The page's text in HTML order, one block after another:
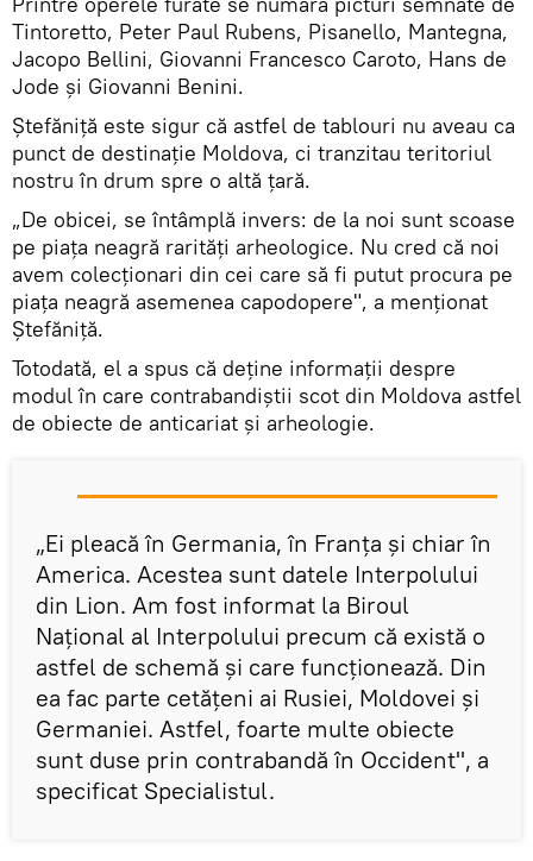
Tintoretto, Peter Paul Rubens, Pisanello, Mantegna,
Jacopo Bellini, Giovanni Francesco Caroto, Hans de
Jode și Giovanni Benini.
Ștefăniță este sigur că astfel de tablouri nu aveau ca
punct de destinație Moldova, ci tranzitau teritoriul
nostru în drum spre o altă țară.
„De obicei, se întâmplă invers: de la noi sunt scoase
pe piața neagră rarități arheologice. Nu cred că noi
avem colecționari din cei care să fi putut procura pe
piața neagră asemenea capodopere", a menționat
Ștefăniță.
Totodată, el a spus că deține informații despre
modul în care contrabandiștii scot din Moldova astfel
de obiecte de anticariat și arheologie.
„Ei pleacă în Germania, în Franța și chiar în
America. Acestea sunt datele Interpolului
din Lion. Am fost informat la Biroul
Național al Interpolului precum că există o
astfel de schemă și care funcționează. Din
ea fac parte cetățeni ai Rusiei, Moldovei și
Germaniei. Astfel, foarte multe obiecte
sunt duse prin contrabandă în Occident", a
specificat Specialistul.